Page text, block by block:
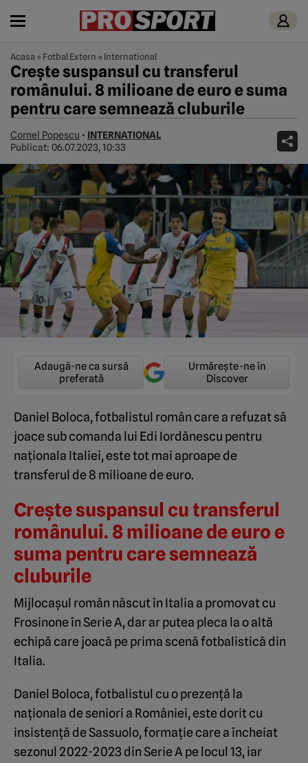
Acasa » Fotbal Extern » International
Crește suspansul cu transferul
românului. 8 milioane de euro e suma
pentru care semnează cluburile
Cornel Popescu • INTERNATIONAL
Publicat: 06.07.2023, 10:33
Adaugă-ne ca sursă
preferată
Urmărește-ne în
Discover
Daniel Boloca, fotbalistul român care a refuzat să
joace sub comanda lui Edi Iordănescu pentru
naționala Italiei, este tot mai aproape de
transferul de 8 milioane de euro.
Crește suspansul cu transferul
românului. 8 milioane de euro e
suma pentru care semnează
cluburile
Mijlocașul român născut în Italia a promovat cu
Frosinone în Serie A, dar ar putea pleca la o altă
echipă care joacă pe prima scenă fotbalistică din
Italia.
Daniel Boloca, fotbalistul cu o prezență la
naționala de seniori a României, este dorit cu
insistență de Sassuolo, formație care a încheiat
sezonul 2022-2023 din Serie A pe locul 13, iar